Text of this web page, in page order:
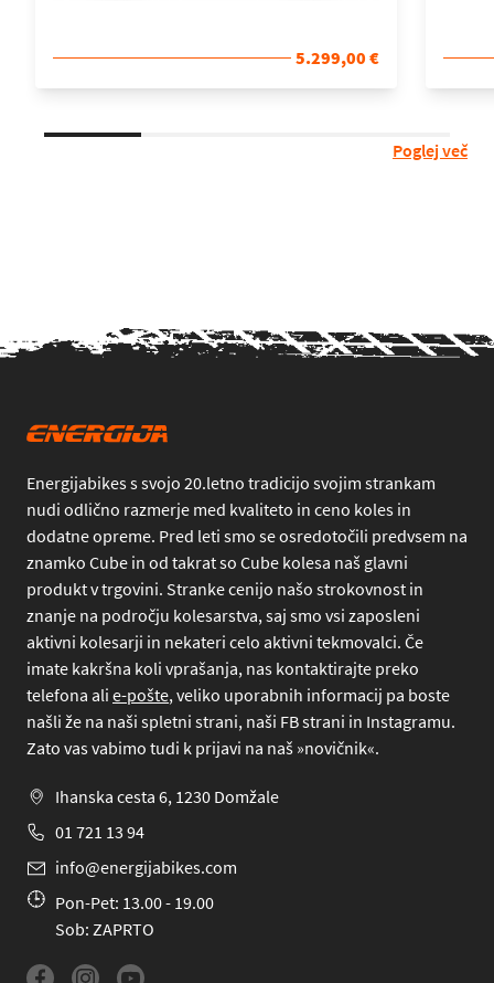
5.299,00 €
Poglej več
Energijabikes s svojo 20.letno tradicijo svojim strankam
nudi odlično razmerje med kvaliteto in ceno koles in
dodatne opreme. Pred leti smo se osredotočili predvsem na
znamko Cube in od takrat so Cube kolesa naš glavni
produkt v trgovini. Stranke cenijo našo strokovnost in
znanje na področju kolesarstva, saj smo vsi zaposleni
aktivni kolesarji in nekateri celo aktivni tekmovalci. Če
imate kakršna koli vprašanja, nas kontaktirajte preko
telefona ali e-pošte, veliko uporabnih informacij pa boste
našli že na naši spletni strani, naši FB strani in Instagramu.
Zato vas vabimo tudi k prijavi na naš »novičnik«.
Ihanska cesta 6, 1230 Domžale
01 721 13 94
info@energijabikes.com
Pon-Pet: 13.00 - 19.00
Sob: ZAPRTO